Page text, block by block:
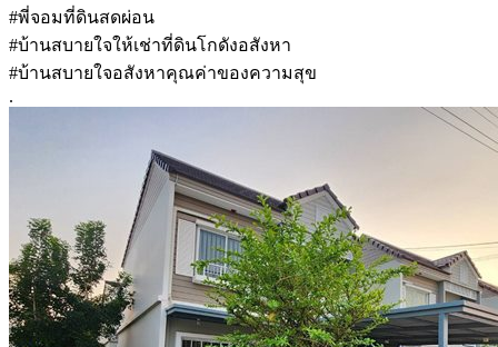
#พี่จอมที่ดินสดผ่อน
#บ้านสบายใจให้เช่าที่ดินโกดังอสังหา
#บ้านสบายใจอสังหาคุณค่าของความสุข
.